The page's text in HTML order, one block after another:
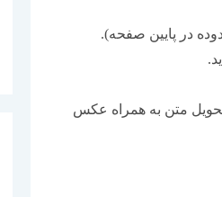
عکاسی در راستای محورهای مسابقه در حداکثر 50 کلمه و تحویل متن به همراه عکس